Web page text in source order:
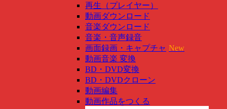
再生（プレイヤー）
動画ダウンロード
音楽ダウンロード
音楽・音声録音
画面録画・キャプチャ New
動画音楽 変換
BD・DVD変換
BD・DVDクローン
動画編集
動画作品をつくる